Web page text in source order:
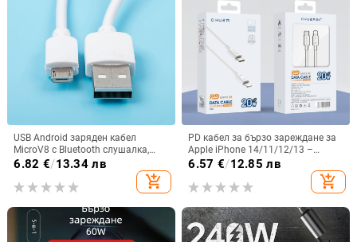
USB Android заряден кабел
MicroV8 с Bluetooth слушалка,
малък вентилатор и аварийна
светлина – кабел за данни за
бързо зареждане
6.82 €/13.34 лв
add_shopping_cart
PD кабел за бързо зареждане за
Apple iPhone 14/11/12/13 –
Lightning, дължина 0,5–1 м, бял,
6.57 €/12.85 лв
add_shopping_cart